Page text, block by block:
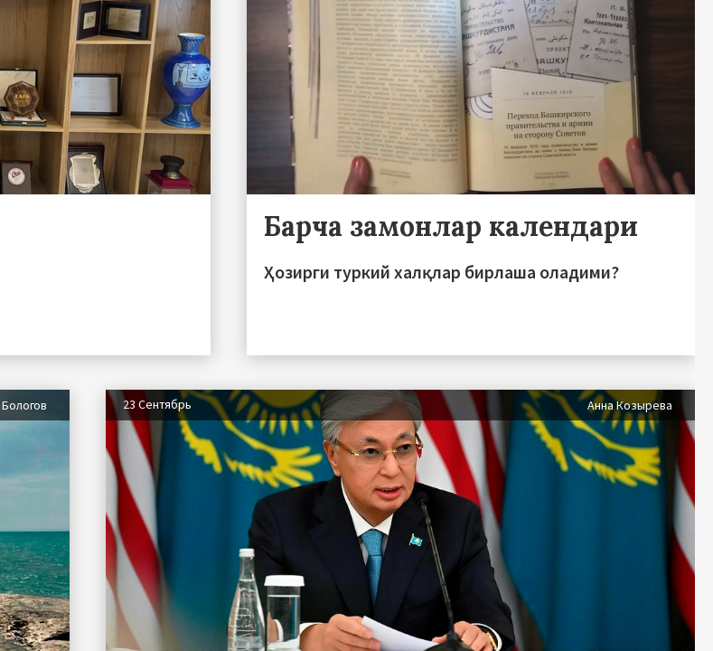
Барча замонлар календари
Ҳозирги туркий халқлар бирлаша оладими?
23 Сентябрь Анна Козырева